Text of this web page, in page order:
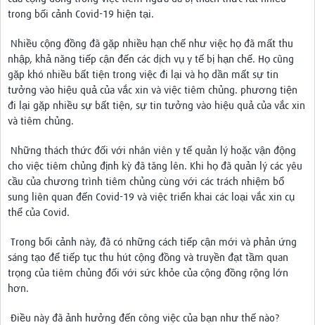
trong bối cảnh Covid-19 hiện tại.
Nhiều cộng đồng đã gặp nhiều hạn chế như việc họ đã mất thu
nhập, khả năng tiếp cận đến các dịch vụ y tế bị hạn chế. Họ cũng
gặp khó nhiều bất tiện trong việc đi lại và họ dần mất sự tin
tưởng vào hiệu quả của vắc xin và việc tiêm chủng. phương tiện
đi lại gặp nhiều sự bất tiện, sự tin tưởng vào hiệu quả của vắc xin
và tiêm chủng.
Những thách thức đối với nhân viên y tế quản lý hoặc vận động
cho việc tiêm chủng định kỳ đã tăng lên. Khi họ đã quản lý các yêu
cầu của chương trình tiêm chủng cùng với các trách nhiệm bổ
sung liên quan đến Covid-19 và việc triển khai các loại vắc xin cụ
thể của Covid.
Trong bối cảnh này, đã có những cách tiếp cận mới và phản ứng
sáng tạo để tiếp tục thu hút cộng đồng và truyền đạt tầm quan
trọng của tiêm chủng đối với sức khỏe của cộng đồng rộng lớn
hơn.
Điều này đã ảnh hưởng đến công việc của bạn như thế nào?